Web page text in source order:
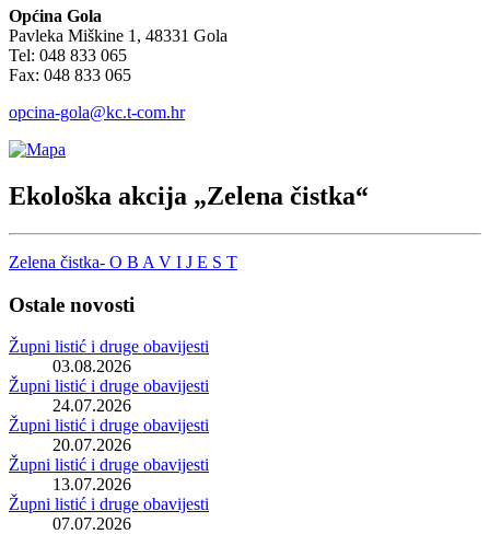
Općina Gola
Pavleka Miškine 1, 48331 Gola
Tel: 048 833 065
Fax: 048 833 065
opcina-gola@kc.t-com.hr
Ekološka akcija „Zelena čistka“
Zelena čistka- O B A V I J E S T
Ostale novosti
Župni listić i druge obavijesti
03.08.2026
Župni listić i druge obavijesti
24.07.2026
Župni listić i druge obavijesti
20.07.2026
Župni listić i druge obavijesti
13.07.2026
Župni listić i druge obavijesti
07.07.2026